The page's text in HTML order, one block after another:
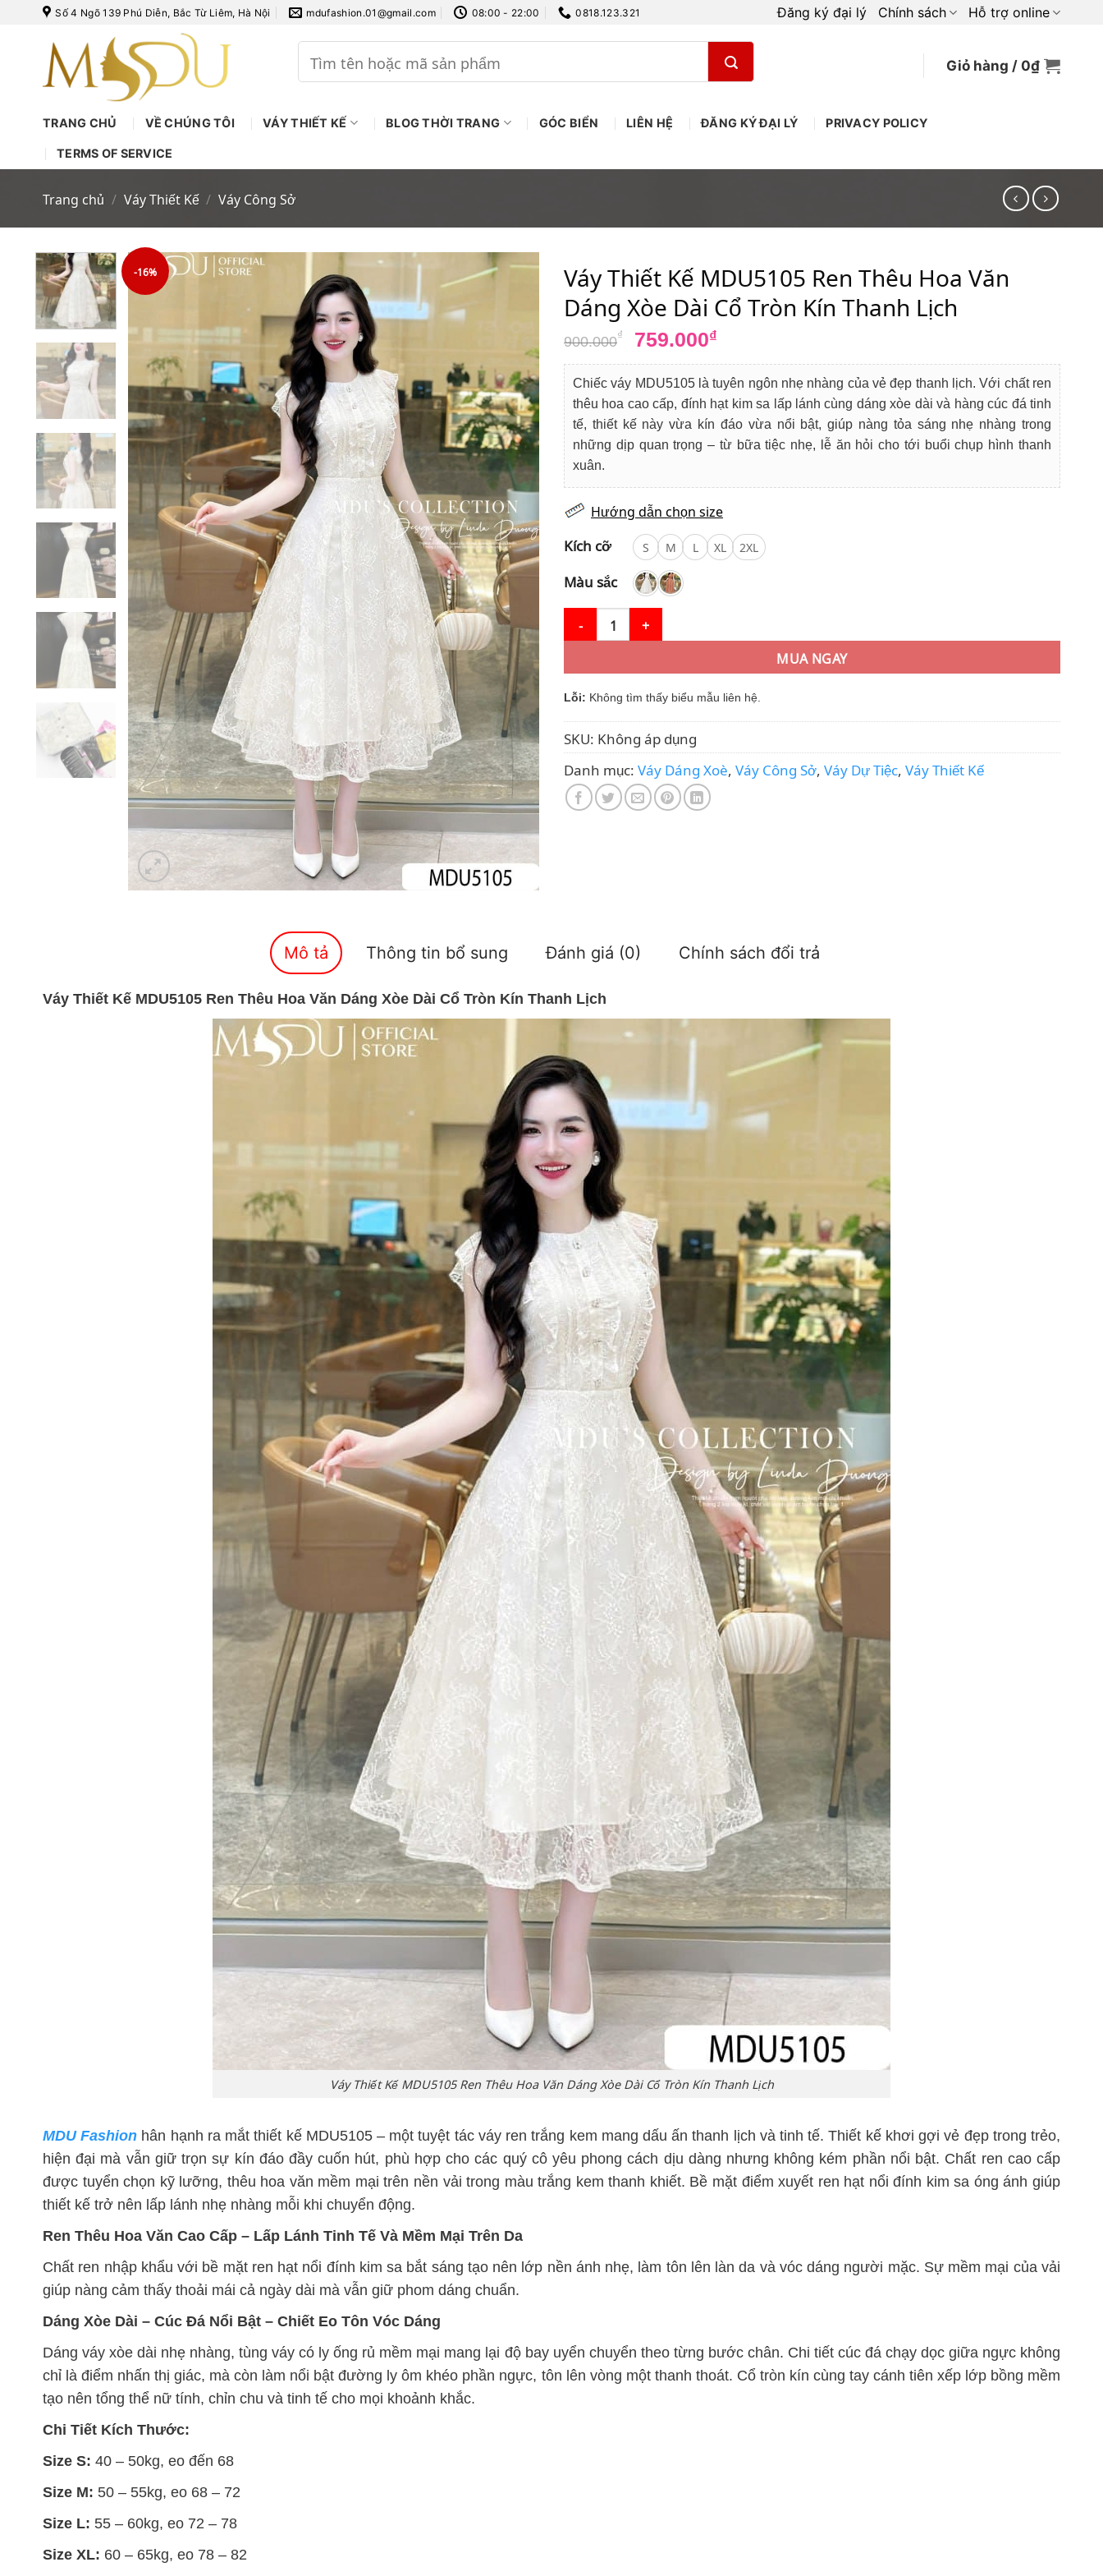
Số 4 Ngõ 139 Phú Diễn, Bắc Từ Liêm, Hà Nội mdufashion.01@gmail.com 08:00 - 22:00 0818.123.321 Đăng ký đại lý Chính sách Hỗ trợ online
Tìm
kiếm:
Giỏ hàng / 0₫
TRANG CHỦ VỀ CHÚNG TÔI VÁY THIẾT KẾ BLOG THỜI TRANG GÓC BIỂN LIÊN HỆ ĐĂNG KÝ ĐẠI LÝ PRIVACY POLICY
TERMS OF SERVICE
Trang chủ / Váy Thiết Kế / Váy Công Sở
-16% Váy Thiết Kế MDU5105 Ren Thêu Hoa Văn
Dáng Xòe Dài Cổ Tròn Kín Thanh Lịch
900.000₫
Giá
là:
900.000₫.
759.000₫Giá
tại
là:
759.000₫.
Chiếc váy MDU5105 là tuyên ngôn nhẹ nhàng của vẻ đẹp thanh lịch. Với chất ren
thêu hoa cao cấp, đính hạt kim sa lấp lánh cùng dáng xòe dài và hàng cúc đá tinh
tế, thiết kế này vừa kín đáo vừa nổi bật, giúp nàng tỏa sáng nhẹ nhàng trong
những dịp quan trọng – từ bữa tiệc nhẹ, lễ ăn hỏi cho tới buổi chụp hình thanh
xuân.
Hướng dẫn chọn size
Kích cỡ S M L XL 2XL
Màu sắc
Váy Thiết Kế MDU5105 Ren Thêu Hoa Văn Dáng Xòe Dài Cổ Tròn Kín Thanh Lịch số lượng
MUA NGAY
Lỗi: Không tìm thấy biểu mẫu liên hệ.
SKU:Không áp dụng
Danh mục:Váy Dáng Xoè,Váy Công Sở,Váy Dự Tiệc,Váy Thiết Kế
Mô tả Thông tin bổ sung Đánh giá (0) Chính sách đổi trả
Váy Thiết Kế MDU5105 Ren Thêu Hoa Văn Dáng Xòe Dài Cổ Tròn Kín Thanh Lịch
Váy Thiết Kế MDU5105 Ren Thêu Hoa Văn Dáng Xòe Dài Cổ Tròn Kín Thanh Lịch
MDU Fashion hân hạnh ra mắt thiết kế MDU5105 – một tuyệt tác váy ren trắng kem mang dấu ấn thanh lịch và tinh tế. Thiết kế khơi gợi vẻ đẹp trong trẻo,
hiện đại mà vẫn giữ trọn sự kín đáo đầy cuốn hút, phù hợp cho các quý cô yêu phong cách dịu dàng nhưng không kém phần nổi bật. Chất ren cao cấp
được tuyển chọn kỹ lưỡng, thêu hoa văn mềm mại trên nền vải trong màu trắng kem thanh khiết. Bề mặt điểm xuyết ren hạt nổi đính kim sa óng ánh giúp
thiết kế trở nên lấp lánh nhẹ nhàng mỗi khi chuyển động.
Ren Thêu Hoa Văn Cao Cấp – Lấp Lánh Tinh Tế Và Mềm Mại Trên Da
Chất ren nhập khẩu với bề mặt ren hạt nổi đính kim sa bắt sáng tạo nên lớp nền ánh nhẹ, làm tôn lên làn da và vóc dáng người mặc. Sự mềm mại của vải
giúp nàng cảm thấy thoải mái cả ngày dài mà vẫn giữ phom dáng chuẩn.
Dáng Xòe Dài – Cúc Đá Nổi Bật – Chiết Eo Tôn Vóc Dáng
Dáng váy xòe dài nhẹ nhàng, tùng váy có ly ống rủ mềm mại mang lại độ bay uyển chuyển theo từng bước chân. Chi tiết cúc đá chạy dọc giữa ngực không
chỉ là điểm nhấn thị giác, mà còn làm nổi bật đường ly ôm khéo phần ngực, tôn lên vòng một thanh thoát. Cổ tròn kín cùng tay cánh tiên xếp lớp bồng mềm
tạo nên tổng thể nữ tính, chỉn chu và tinh tế cho mọi khoảnh khắc.
Chi Tiết Kích Thước:
Size S: 40 – 50kg, eo đến 68
Size M: 50 – 55kg, eo 68 – 72
Size L: 55 – 60kg, eo 72 – 78
Size XL: 60 – 65kg, eo 78 – 82